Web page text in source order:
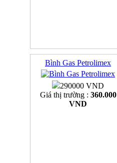
Bình Gas Petrolimex
290000 VND
Giá thị trường : 360.000
VND